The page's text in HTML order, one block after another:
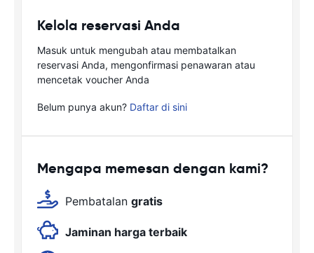
Kelola reservasi Anda
Masuk untuk mengubah atau membatalkan
reservasi Anda, mengonfirmasi penawaran atau
mencetak voucher Anda
Belum punya akun? Daftar di sini
Mengapa memesan dengan kami?
Pembatalan gratis
Jaminan harga terbaik